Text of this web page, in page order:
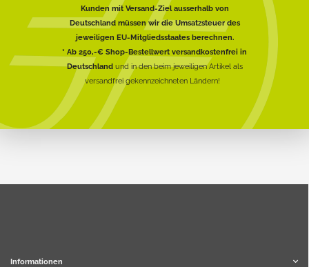
Kunden mit Versand-Ziel ausserhalb von
Deutschland müssen wir die Umsatzsteuer des
jeweiligen EU-Mitgliedsstaates berechnen.
* Ab 250,-€ Shop-Bestellwert versandkostenfrei in
Deutschlandund in den beim jeweiligen Artikel als
versandfrei gekennzeichneten Ländern!
Informationen